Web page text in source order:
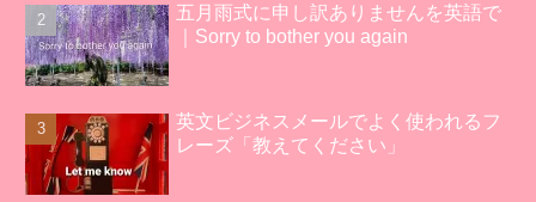
五月雨式に申し訳ありませんを英語で
｜Sorry to bother you again
英文ビジネスメールでよく使われるフ
レーズ「教えてください」